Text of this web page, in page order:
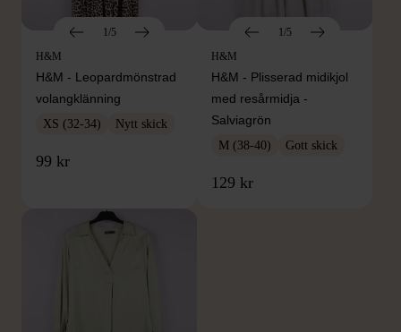
1/5
H&M
H&M - Leopardmönstrad
volangklänning
XS (32-34) Nytt skick
99 kr
1/5
H&M
H&M - Plisserad midikjol
med resårmidja -
Salviagrön
M (38-40) Gott skick
129 kr